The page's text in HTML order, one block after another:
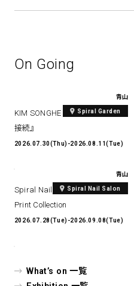
On Going
青山
Spiral Garden
KIM SONGHE EXHIBITION 『愛と
接続』
2026.07.30(Thu)-2026.08.11(Tue)
青山
Spiral Nail Salon
Spiral Nail Salon Art #14 Spiral
Print Collection
2026.07.28(Tue)-2026.09.08(Tue)
What’s on 一覧